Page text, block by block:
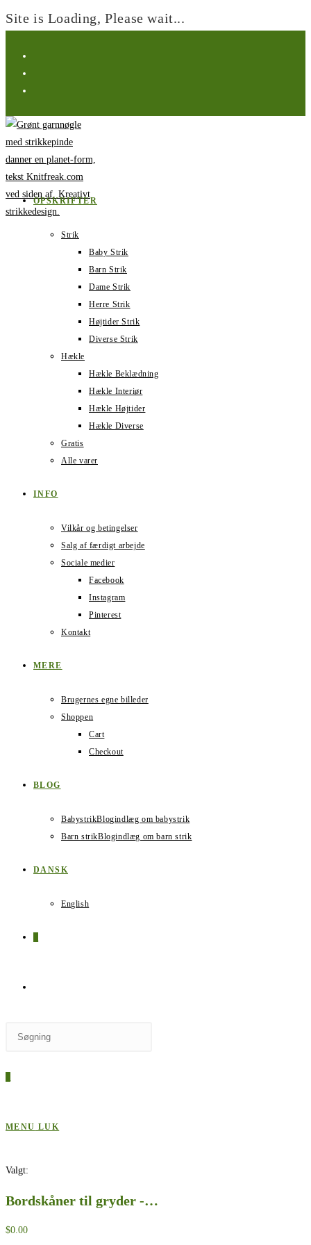
Site is Loading, Please wait...
indhold
OPSKRIFTER
Strik
Baby Strik
Barn Strik
Dame Strik
Herre Strik
Højtider Strik
Diverse Strik
Hækle
Hækle Beklædning
Hækle Interiør
Hækle Højtider
Hækle Diverse
Gratis
Alle varer
INFO
Vilkår og betingelser
Salg af færdigt arbejde
Sociale medier
Facebook
Instagram
Pinterest
Kontakt
MERE
Brugernes egne billeder
Shoppen
Cart
Checkout
BLOG
BabystrikBlogindlæg om babystrik
Barn strikBlogindlæg om barn strik
DANSK
English
TIL
MENU LUK
Valgt:
Bordskåner til gryder -…
$0.00